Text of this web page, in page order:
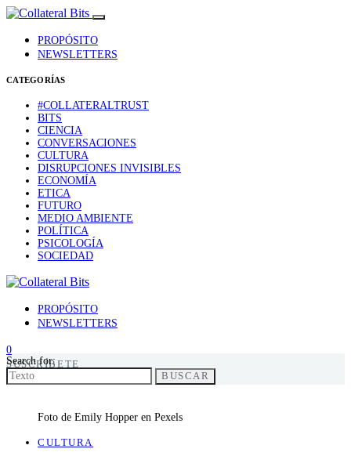
PROPÓSITO
NEWSLETTERS
CATEGORÍAS
#COLLATERALTRUST
BITS
CIENCIA
CONVERSACIONES
CULTURA
DISRUPCIONES INVISIBLES
ECONOMÍA
ETICA
FUTURO
MEDIO AMBIENTE
POLÍTICA
PSICOLOGÍA
SOCIEDAD
PROPÓSITO
NEWSLETTERS
0
SUSCRÍBETE
Search for:
BUSCAR
Foto de Emily Hopper en Pexels
CULTURA